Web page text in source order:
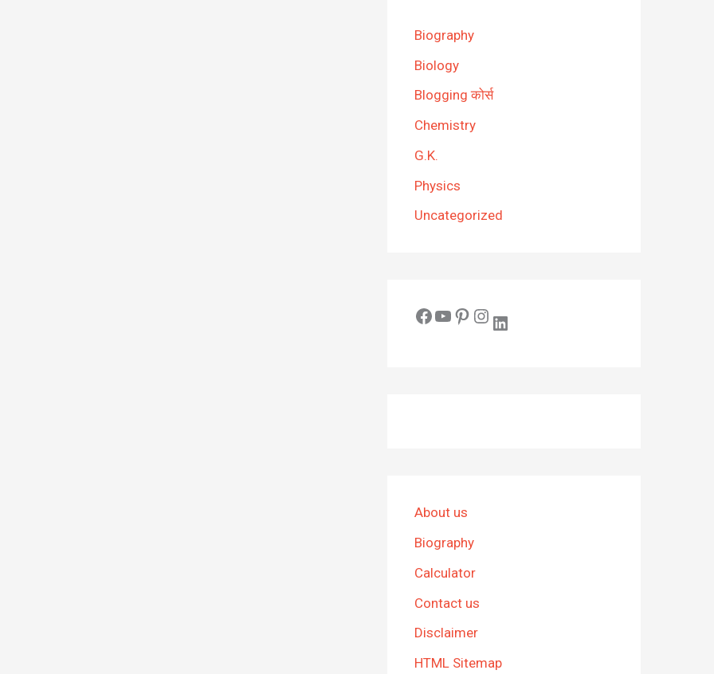
Biography
Biology
Blogging कोर्स
Chemistry
G.K.
Physics
Uncategorized
Facebook YouTube Pinterest Instagram LinkedIn
About us
Biography
Calculator
Contact us
Disclaimer
HTML Sitemap